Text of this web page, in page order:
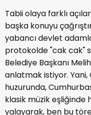
Tabii olaya farklı
başka konuyu
yabancı devlet
protokolde "cak cak"
Belediye Başkanı
anlatmak istiyor. Yani,
huzurunda,
klasik müzik eşliğinde
yalayarak, ben bu